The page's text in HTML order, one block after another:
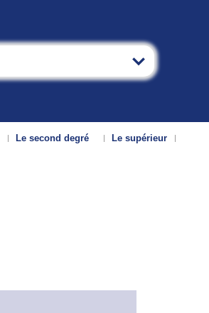
Le second degré
Le supérieur